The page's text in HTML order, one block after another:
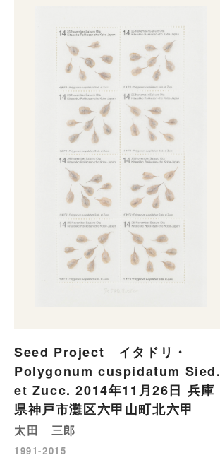
Seed Project イタドリ・
Polygonum cuspidatum Sied.
et Zucc. 2014年11月26日 兵庫
県神戸市灘区六甲山町北六甲
太田 三郎
1991-2015